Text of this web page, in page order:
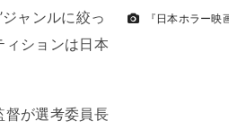
『日本ホラー
ャンルに絞っ
ィションは日本
が選考委員長